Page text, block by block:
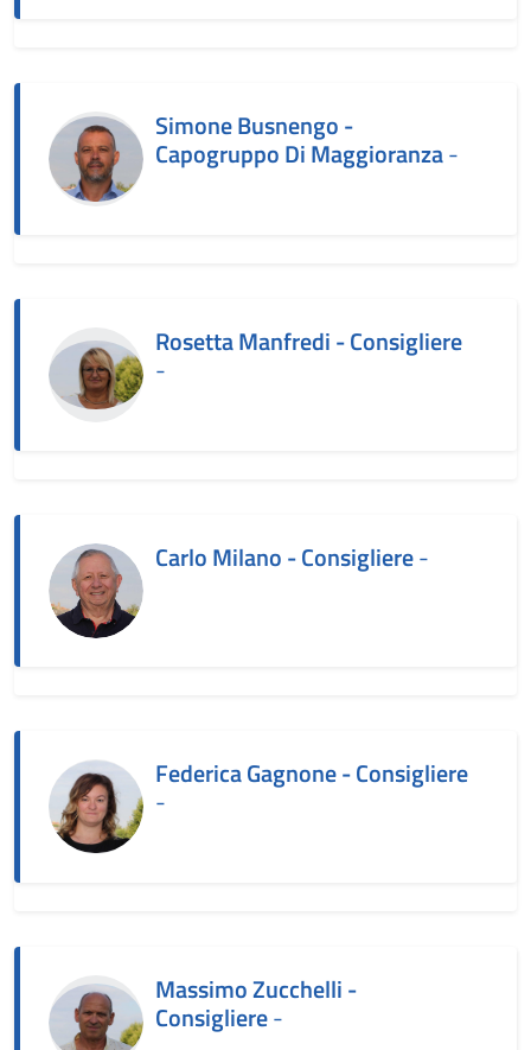
Simone Busnengo -
Capogruppo Di Maggioranza-
Rosetta Manfredi - Consigliere
-
Carlo Milano - Consigliere-
Federica Gagnone - Consigliere
-
Massimo Zucchelli -
Consigliere-